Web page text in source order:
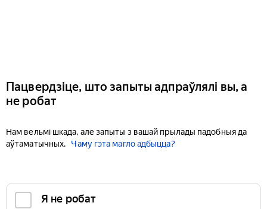
Пацвердзіце, што запыты адпраўлялі вы, а
не робат
Нам вельмі шкада, але запыты з вашай прылады падобныя да
аўтаматычных.
Чаму гэта магло адбыцца?
Я не робат